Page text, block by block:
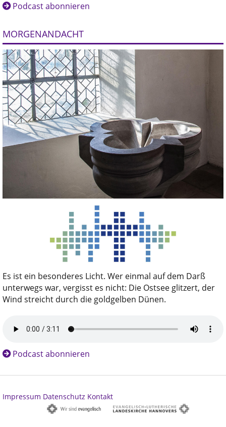
Podcast abonnieren
MORGENANDACHT
Es ist ein besonderes Licht. Wer einmal auf dem Darß
unterwegs war, vergisst es nicht: Die Ostsee glitzert, der
Wind streicht durch die goldgelben Dünen.
Podcast abonnieren
Impressum Datenschutz Kontakt